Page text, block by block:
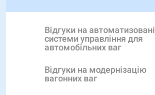
Відгуки на автоматизовані
системи управління для
автомобільних ваг
Відгуки на модернізацію
вагонних ваг